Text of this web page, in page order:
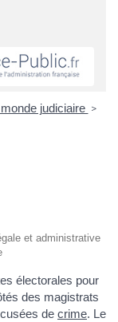
judiciaire >
et administrative
électorales pour
des magistrats
de crime. Le